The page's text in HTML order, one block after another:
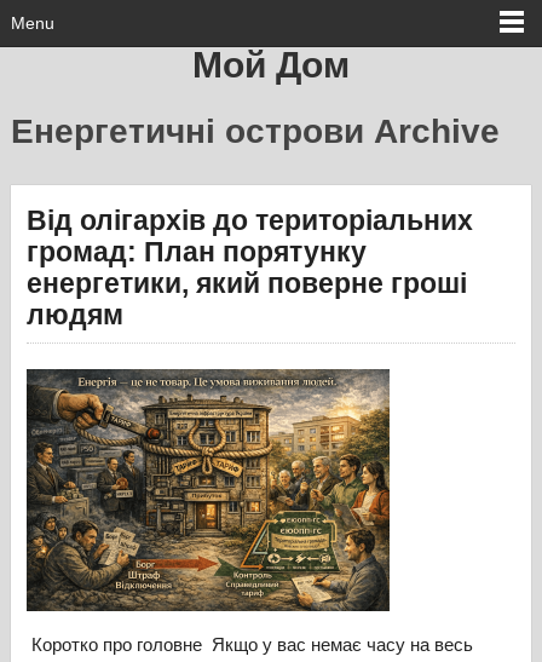
Menu
Мой Дом
Енергетичні острови Archive
Від олігархів до територіальних
громад: План порятунку
енергетики, який поверне гроші
людям
Коротко про головне Якщо у вас немає часу на весь